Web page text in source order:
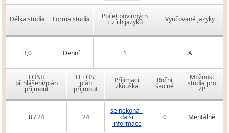
Délka studia Forma studia Počet povinných
cizích jazyků Vyučované jazyky
3,0 Denní 1 A
LONI:
přihlášení/plán
přijmout
LETOS:
plán
přijmout
Přijímací
zkouška
Roční
školné
Možnost
studia pro
ZP
8 / 24 24
se nekoná -
další
informace
0 Mentálně